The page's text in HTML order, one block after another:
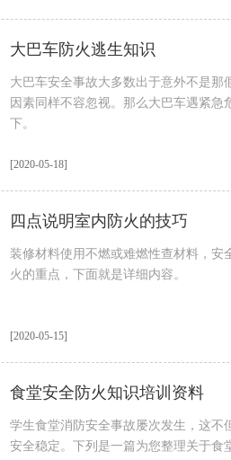
大巴车防火逃生知识
大巴车安全事故大多数出于意外不是
因素同样不容忽视。那么大巴车遇紧急
下。
[2020-05-18]
四点说明室内防火的技巧
装修材料使用不燃或难燃性查材料，安
火的重点，下面就是详细内容。
[2020-05-15]
食堂安全防火知识培训资料
学生食堂消防安全事故屡次发生，这不
安全稳定。下列是一篇为您整理关于食